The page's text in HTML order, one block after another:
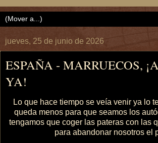
jueves, 25 de junio de 2026
ESPAÑA - MARRUECOS,
YA!
Lo que hace tiempo se veía venir ya lo
queda menos para que seamos los
tengamos que coger las pateras con las
para abandonar nosotros el